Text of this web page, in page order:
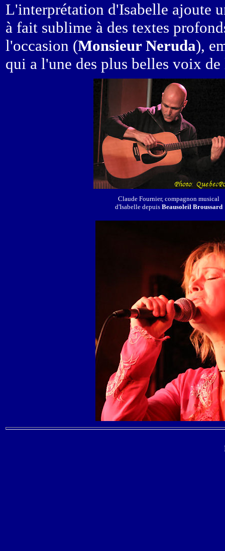
L'interprétation d'Isabelle ajoute
à fait sublime à des textes
l'occasion (Monsieur Neruda),
qui a l'une des plus belles voix
Claude Fournier, compagnon musical
d'Isabelle depuis Beausoleil Broussard